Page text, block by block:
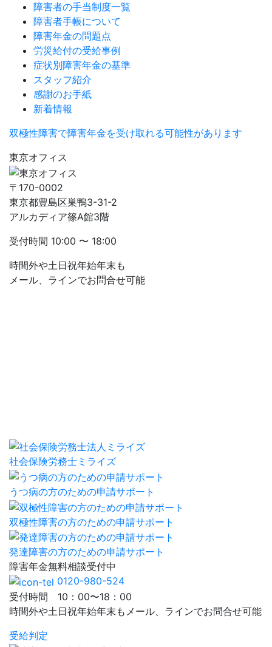
障害者の手当制度一覧
障害者手帳について
障害年金の問題点
労災給付の受給事例
症状別障害年金の基準
スタッフ紹介
感謝のお手紙
新着情報
双極性障害で障害年金を受け取れる可能性があります
東京オフィス
〒170-0002
東京都豊島区巣鴨3-31-2
アルカディア篠A館3階
受付時間 10:00 〜 18:00
時間外や土日祝年始年末も
メール、ラインでお問合せ可能
社会保険労務士ミライズ
うつ病の方のための申請サポート
双極性障害の方のための申請サポート
発達障害の方のための申請サポート
障害年金無料相談受付中
0120-980-524
受付時間 10：00〜18：00
時間外や土日祝年始年末もメール、ラインでお問合せ可能
受給判定